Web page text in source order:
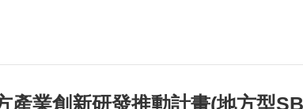
產業創新研發推動計畫(地方型